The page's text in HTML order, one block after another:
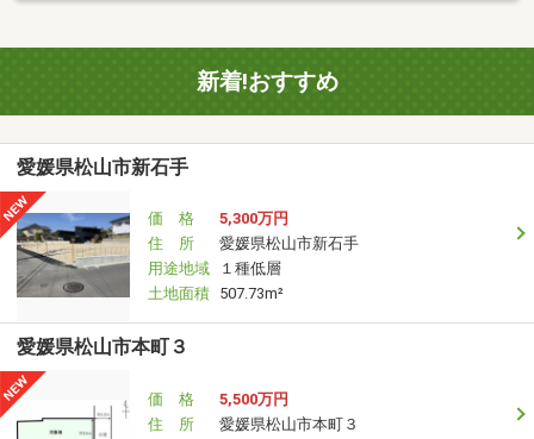
新着!おすすめ
愛媛県松山市新石手
価 格
5,300万円
住 所
愛媛県松山市新石手
用途地域
１種低層
土地面積 507.73m²
愛媛県松山市本町３
価 格
5,500万円
住 所
愛媛県松山市本町３